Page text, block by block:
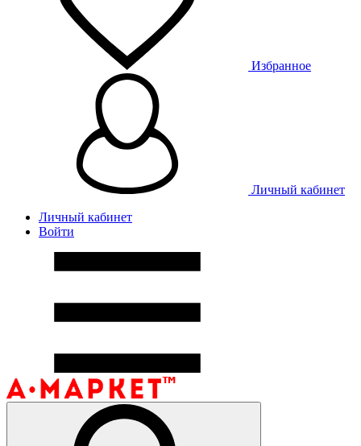
Избранное
Личный кабинет
Личный кабинет
Войти